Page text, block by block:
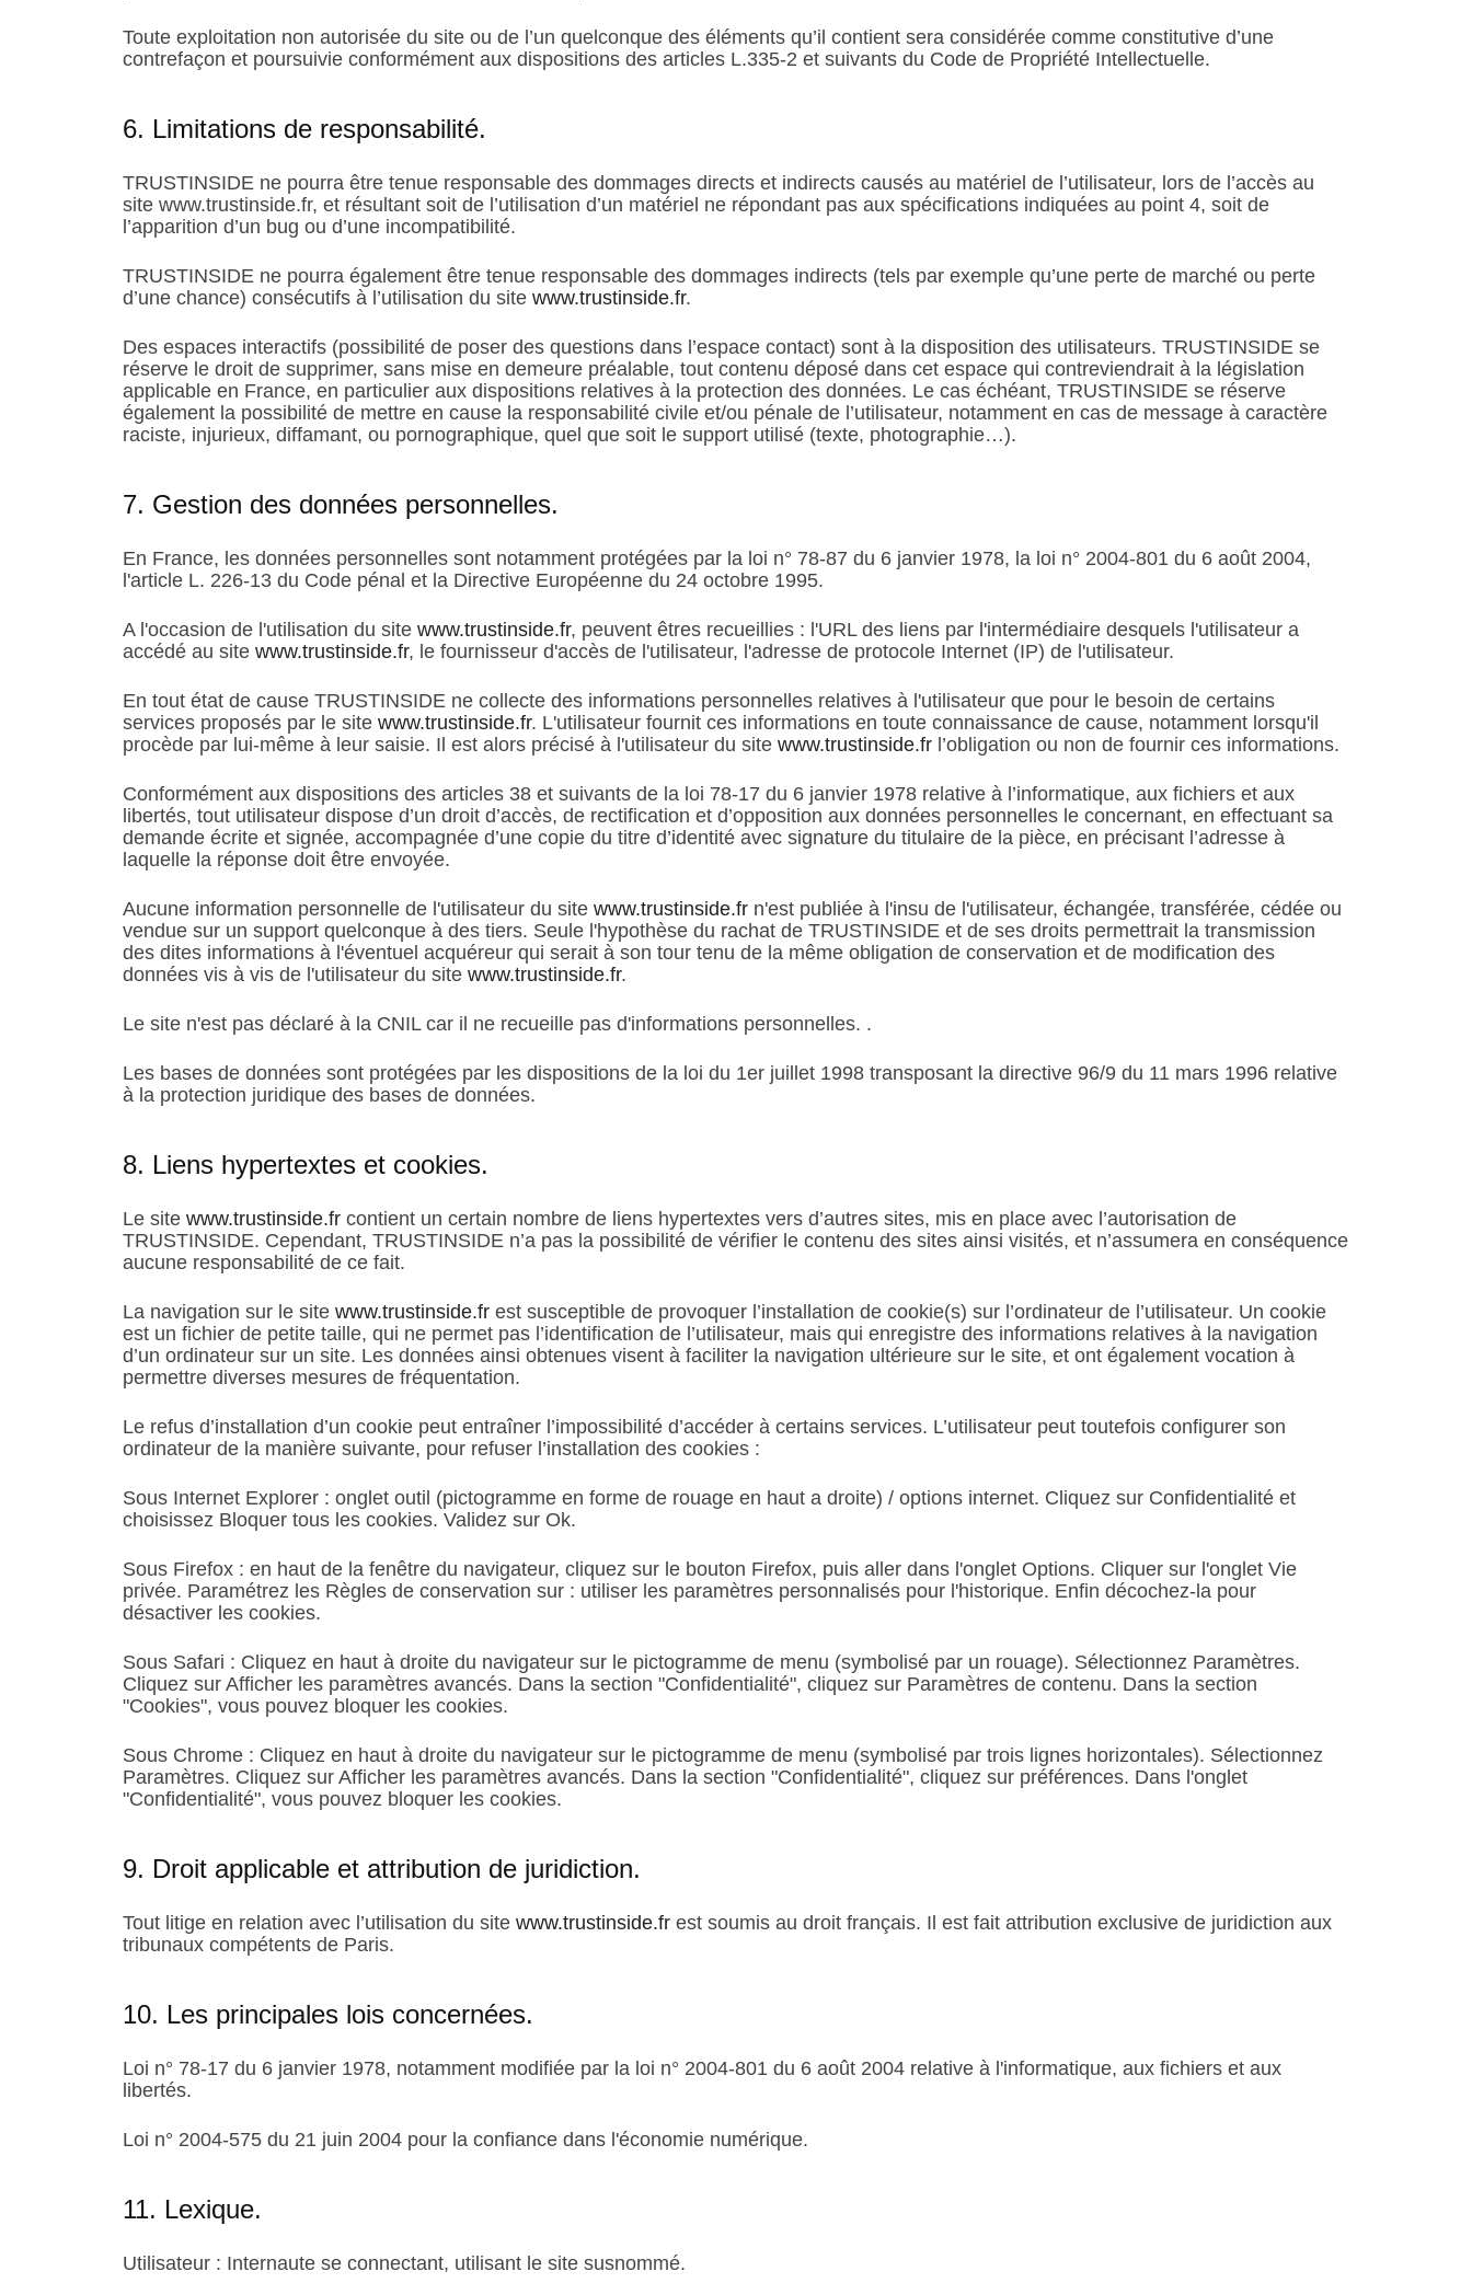
Toute exploitation non autorisée du site ou de l’un quelconque des éléments qu’il contient sera considérée comme constitutive d’une
contrefaçon et poursuivie conformément aux dispositions des articles L.335-2 et suivants du Code de Propriété Intellectuelle.
6. Limitations de responsabilité.
TRUSTINSIDE ne pourra être tenue responsable des dommages directs et indirects causés au matériel de l’utilisateur, lors de l’accès au
site www.trustinside.fr, et résultant soit de l’utilisation d’un matériel ne répondant pas aux spécifications indiquées au point 4, soit de
l’apparition d’un bug ou d’une incompatibilité.
TRUSTINSIDE ne pourra également être tenue responsable des dommages indirects (tels par exemple qu’une perte de marché ou perte
d’une chance) consécutifs à l’utilisation du site www.trustinside.fr.
Des espaces interactifs (possibilité de poser des questions dans l’espace contact) sont à la disposition des utilisateurs. TRUSTINSIDE se
réserve le droit de supprimer, sans mise en demeure préalable, tout contenu déposé dans cet espace qui contreviendrait à la législation
applicable en France, en particulier aux dispositions relatives à la protection des données. Le cas échéant, TRUSTINSIDE se réserve
également la possibilité de mettre en cause la responsabilité civile et/ou pénale de l’utilisateur, notamment en cas de message à caractère
raciste, injurieux, diffamant, ou pornographique, quel que soit le support utilisé (texte, photographie…).
7. Gestion des données personnelles.
En France, les données personnelles sont notamment protégées par la loi n° 78-87 du 6 janvier 1978, la loi n° 2004-801 du 6 août 2004,
l'article L. 226-13 du Code pénal et la Directive Européenne du 24 octobre 1995.
A l'occasion de l'utilisation du site www.trustinside.fr, peuvent êtres recueillies : l'URL des liens par l'intermédiaire desquels l'utilisateur a
accédé au site www.trustinside.fr, le fournisseur d'accès de l'utilisateur, l'adresse de protocole Internet (IP) de l'utilisateur.
En tout état de cause TRUSTINSIDE ne collecte des informations personnelles relatives à l'utilisateur que pour le besoin de certains
services proposés par le site www.trustinside.fr. L'utilisateur fournit ces informations en toute connaissance de cause, notamment lorsqu'il
procède par lui-même à leur saisie. Il est alors précisé à l'utilisateur du site www.trustinside.fr l’obligation ou non de fournir ces informations.
Conformément aux dispositions des articles 38 et suivants de la loi 78-17 du 6 janvier 1978 relative à l’informatique, aux fichiers et aux
libertés, tout utilisateur dispose d’un droit d’accès, de rectification et d’opposition aux données personnelles le concernant, en effectuant sa
demande écrite et signée, accompagnée d’une copie du titre d’identité avec signature du titulaire de la pièce, en précisant l’adresse à
laquelle la réponse doit être envoyée.
Aucune information personnelle de l'utilisateur du site www.trustinside.fr n'est publiée à l'insu de l'utilisateur, échangée, transférée, cédée ou
vendue sur un support quelconque à des tiers. Seule l'hypothèse du rachat de TRUSTINSIDE et de ses droits permettrait la transmission
des dites informations à l'éventuel acquéreur qui serait à son tour tenu de la même obligation de conservation et de modification des
données vis à vis de l'utilisateur du site www.trustinside.fr.
Le site n'est pas déclaré à la CNIL car il ne recueille pas d'informations personnelles. .
Les bases de données sont protégées par les dispositions de la loi du 1er juillet 1998 transposant la directive 96/9 du 11 mars 1996 relative
à la protection juridique des bases de données.
8. Liens hypertextes et cookies.
Le site www.trustinside.fr contient un certain nombre de liens hypertextes vers d’autres sites, mis en place avec l’autorisation de
TRUSTINSIDE. Cependant, TRUSTINSIDE n’a pas la possibilité de vérifier le contenu des sites ainsi visités, et n’assumera en conséquence
aucune responsabilité de ce fait.
La navigation sur le site www.trustinside.fr est susceptible de provoquer l’installation de cookie(s) sur l’ordinateur de l’utilisateur. Un cookie
est un fichier de petite taille, qui ne permet pas l’identification de l’utilisateur, mais qui enregistre des informations relatives à la navigation
d’un ordinateur sur un site. Les données ainsi obtenues visent à faciliter la navigation ultérieure sur le site, et ont également vocation à
permettre diverses mesures de fréquentation.
Le refus d’installation d’un cookie peut entraîner l’impossibilité d’accéder à certains services. L’utilisateur peut toutefois configurer son
ordinateur de la manière suivante, pour refuser l’installation des cookies :
Sous Internet Explorer : onglet outil (pictogramme en forme de rouage en haut a droite) / options internet. Cliquez sur Confidentialité et
choisissez Bloquer tous les cookies. Validez sur Ok.
Sous Firefox : en haut de la fenêtre du navigateur, cliquez sur le bouton Firefox, puis aller dans l'onglet Options. Cliquer sur l'onglet Vie
privée. Paramétrez les Règles de conservation sur : utiliser les paramètres personnalisés pour l'historique. Enfin décochez-la pour
désactiver les cookies.
Sous Safari : Cliquez en haut à droite du navigateur sur le pictogramme de menu (symbolisé par un rouage). Sélectionnez Paramètres.
Cliquez sur Afficher les paramètres avancés. Dans la section "Confidentialité", cliquez sur Paramètres de contenu. Dans la section
"Cookies", vous pouvez bloquer les cookies.
Sous Chrome : Cliquez en haut à droite du navigateur sur le pictogramme de menu (symbolisé par trois lignes horizontales). Sélectionnez
Paramètres. Cliquez sur Afficher les paramètres avancés. Dans la section "Confidentialité", cliquez sur préférences. Dans l'onglet
"Confidentialité", vous pouvez bloquer les cookies.
9. Droit applicable et attribution de juridiction.
Tout litige en relation avec l’utilisation du site www.trustinside.fr est soumis au droit français. Il est fait attribution exclusive de juridiction aux
tribunaux compétents de Paris.
10. Les principales lois concernées.
Loi n° 78-17 du 6 janvier 1978, notamment modifiée par la loi n° 2004-801 du 6 août 2004 relative à l'informatique, aux fichiers et aux
libertés.
Loi n° 2004-575 du 21 juin 2004 pour la confiance dans l'économie numérique.
11. Lexique.
Utilisateur : Internaute se connectant, utilisant le site susnommé.